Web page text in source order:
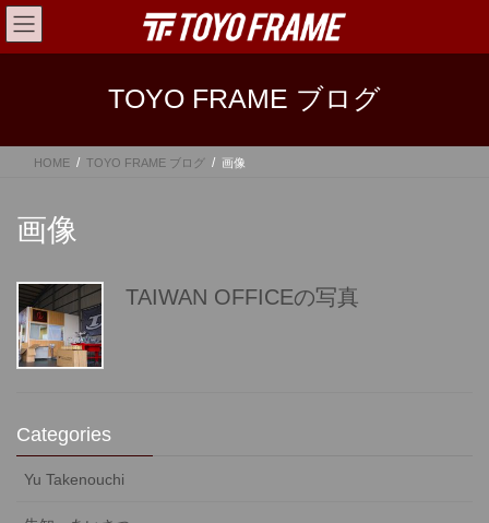
コ
ン
テ
ス
ナ
ビ
ゲ
ン
TOYO FRAME ブログ
HOME TOYO FRAME ブログ 画像
画像
TAIWAN OFFICEの写真
Categories
Yu Takenouchi